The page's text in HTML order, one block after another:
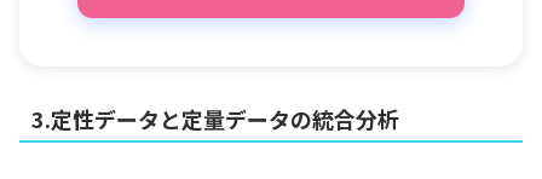
3.定性データと定量データの統合分析